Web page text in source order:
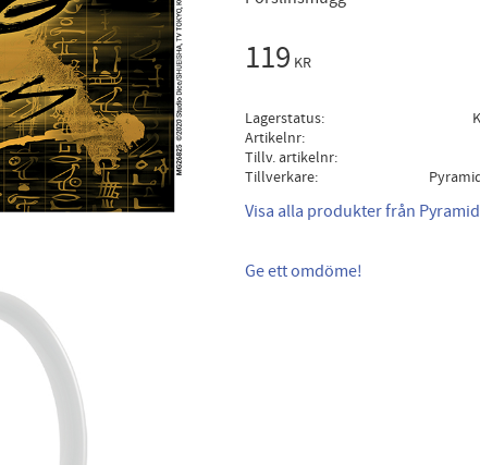
119 KR
Lagerstatus
Artikelnr
Tillv. artikelnr
Tillverkare
Visa alla produkter från
Ge ett omdöme!